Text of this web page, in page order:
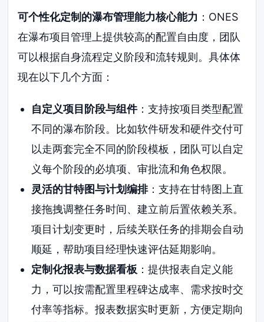
可个性化定制的瀑布管理能力核心能力 ：ONES
在瀑布项目管理上提供较高的配置自由度，团队
可以根据自身流程定义阶段和流转规则。具体体
现在以下几个方面：
自定义项目阶段与组件：支持按项目类型配置
不同的瀑布阶段。比如软件研发和硬件交付可
以走两套完全不同的阶段模板，团队可以自定
义每个阶段的必填项、审批流和角色权限。
灵活的甘特图与计划编排：支持在甘特图上直
接拖拽调整任务时间、建立前后置依赖关系。
项目计划变更时，后续关联任务的排期会自动
顺延，帮助项目经理快速评估延期影响。
定制化报表与数据看板 ：提供报表自定义能
力，可以按需配置里程碑达成率、需求按时交
付率等指标。报表数据实时更新，方便定期向